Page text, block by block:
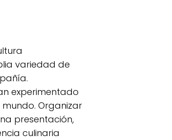
variedad de
experimentado
Organizar
presentación,
culinaria